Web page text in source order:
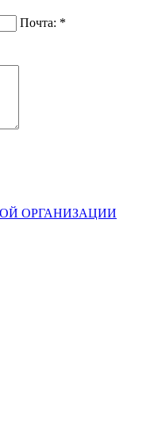
Почта: *
ОРГАНИЗАЦИИ